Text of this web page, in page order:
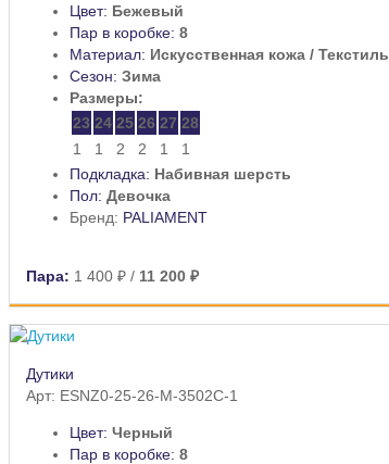
Цвет: Бежевый
Пар в коробке: 8
Материал: Искусственная кожа / Текстиль
Сезон: Зима
Размеры:
23 24 25 26 27 28
1
1 2 2 1
1
Подкладка: Набивная шерсть
Пол: Девочка
Бренд: PALIAMENT
Пара: 1 400 ₽ / 11 200 ₽
Дутики
Арт: ESNZ0-25-26-M-3502C-1
Цвет: Черный
Пар в коробке: 8